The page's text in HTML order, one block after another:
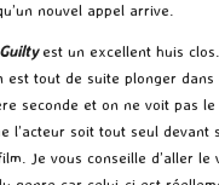
nouvel appel arrive.
est un excellent huis
est tout de suite plonger
seconde et on ne voit pas le
l’acteur soit tout seul devant
Je vous conseille d’aller le